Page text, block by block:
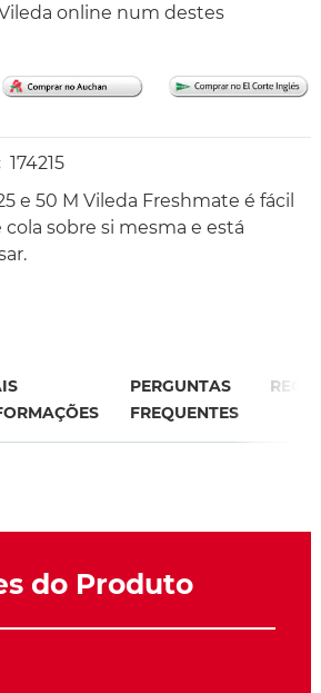
online num destes
174215
e 50 M Vileda Freshmate é fácil
cola sobre si mesma e está
PERGUNTAS
FREQUENTES
do Produto